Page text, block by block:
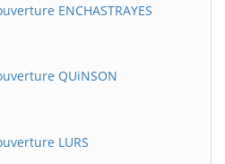
ENCHASTRAYES
QUiNSON
LURS